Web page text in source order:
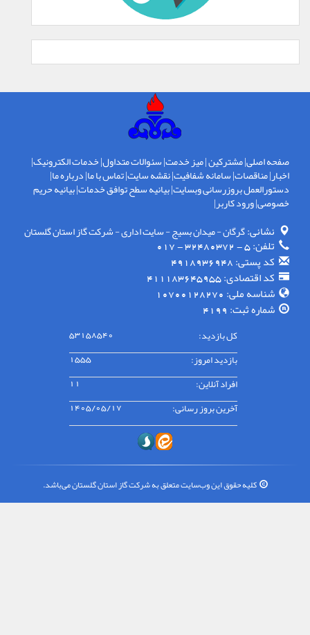
صفحه اصلی|مشترکین|میز خدمت|سئوالات متداول|خدمات الکترونیک|
|مناقصات|سامانه شفافیت|نقشه سایت|تماس با ما|درباره ما|
دستورالعمل بروزرسانی وبسایت|بیانیه سطح توافق خدمات|بیانیه حریم
خصوصی|ورود کاربر|
نشانی:گرگان - ميدان بسيج - سايت اداری - شركت گاز استان گلستان
تلفن:5 - 32480372 - 017
کد پستی:4918936948
کد اقتصادی:411183645955
شناسه ملی: 10700128270
شماره ثبت:4199
کل بازدید: 53158540
بازدید امروز: 1555
افراد آنلاین:
آخرین بروز رسانی: 1405/05/17
کلیه حقوق این وب‌سایت متعلق به شرکت گاز استان گلستان می‌باشد.